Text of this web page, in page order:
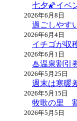
七夕🌠イベ
2026年6月8日
過ごしやす
2026年6月4日
イチゴが収
2026年6月1日
♨温泉割引
2026年5月25日
週末は寒暖
2026年5月15日
牧歌の里
2026年5月5日